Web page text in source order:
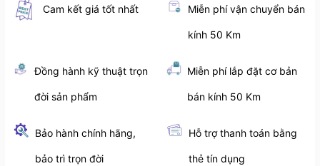
Cam kết giá tốt nhất Miễn phí vận chuyển bán
kính 50 Km
Đồng hành kỹ thuật trọn
đời sản phẩm
Miễn phí lắp đặt cơ bản
bán kính 50 Km
Bảo hành chính hãng,
bảo trì trọn đời
Hỗ trợ thanh toán bằng
thẻ tín dụng